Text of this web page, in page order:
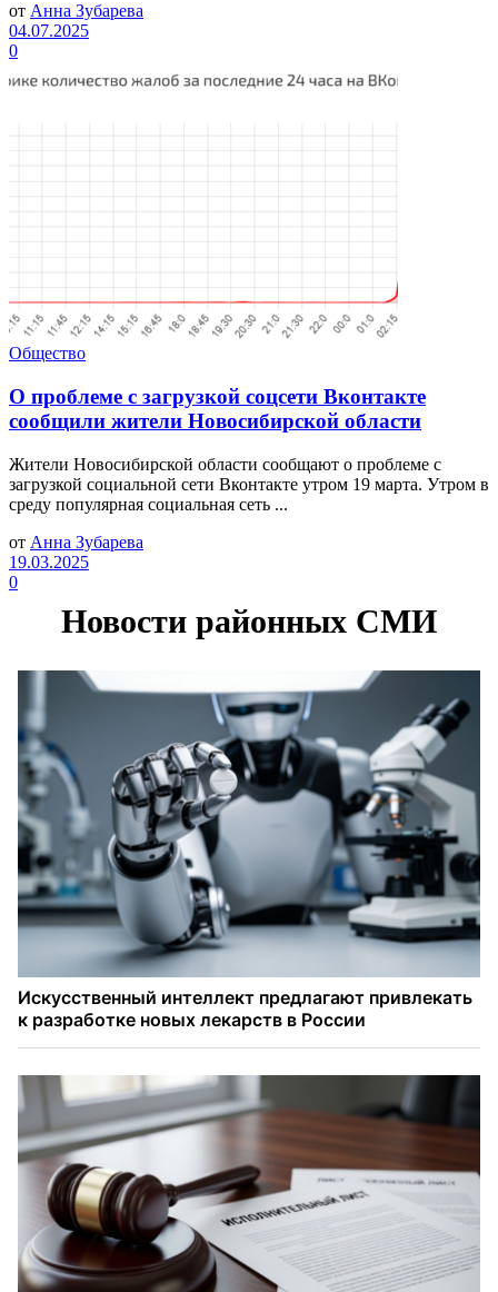
от Анна Зубарева
04.07.2025
0
Общество
О проблеме с загрузкой соцсети Вконтакте
сообщили жители Новосибирской области
Жители Новосибирской области сообщают о проблеме с
загрузкой социальной сети Вконтакте утром 19 марта. Утром в
среду популярная социальная сеть ...
от Анна Зубарева
19.03.2025
0